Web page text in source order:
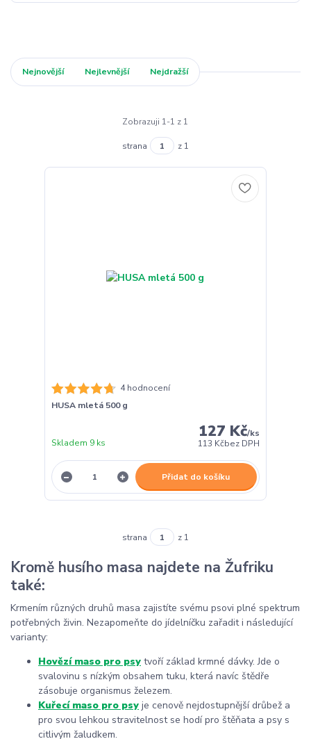
Nejnovější Nejlevnější Nejdražší
Zobrazuji 1-1 z 1
strana z 1
4 hodnocení
HUSA mletá 500 g
127 Kč/ks
113 Kčbez DPH
Skladem 9 ks
Přidat do košíku
strana z 1
Kromě husího masa najdete na Žufriku
také:
Krmením různých druhů masa zajistíte svému psovi plné spektrum
potřebných živin. Nezapomeňte do jídelníčku zařadit i následující
varianty:
Hovězí maso pro psy tvoří základ krmné dávky. Jde o
svalovinu s nízkým obsahem tuku, která navíc štědře
zásobuje organismus železem.
Kuřecí maso pro psy je cenově nejdostupnější drůbež a
pro svou lehkou stravitelnost se hodí pro štěňata a psy s
citlivým žaludkem.